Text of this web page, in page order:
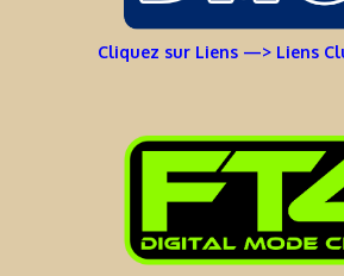
Cliquez sur Liens —> Liens